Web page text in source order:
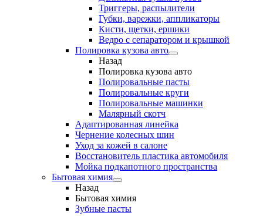
Триггеры, распылители
Губки, варежки, аппликаторы
Кисти, щетки, ершики
Ведро с сепаратором и крышкой
Полировка кузова авто
Назад
Полировка кузова авто
Полировальные пасты
Полировальные круги
Полировальные машинки
Малярный cкотч
Адаптированная линейка
Чернение колесных шин
Уход за кожей в салоне
Восстановитель пластика автомобиля
Мойка подкапотного пространства
Бытовая химия
Назад
Бытовая химия
Зубные пасты